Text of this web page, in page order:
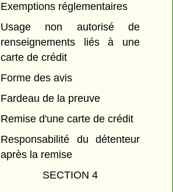
Exemptions réglementaires
Usage non autorisé de
renseignements liés à une
carte de crédit
Forme des avis
Fardeau de la preuve
Remise d'une carte de crédit
Responsabilité du détenteur
après la remise
SECTION 4